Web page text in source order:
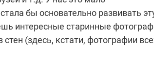
бы основательно развивать
интересные старинные
(здесь, кстати, фотографии